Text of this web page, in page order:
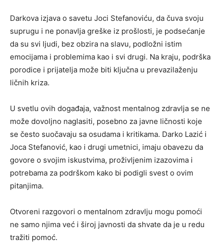
Darkova izjava o savetu Joci Stefanoviću, da čuva svoju
suprugu i ne ponavlja greške iz prošlosti, je podsećanje
da su svi ljudi, bez obzira na slavu, podložni istim
emocijama i problemima kao i svi drugi. Na kraju, podrška
porodice i prijatelja može biti ključna u prevazilaženju
ličnih kriza.
U svetlu ovih događaja, važnost mentalnog zdravlja se ne
može dovoljno naglasiti, posebno za javne ličnosti koje
se često suočavaju sa osudama i kritikama. Darko Lazić i
Joca Stefanović, kao i drugi umetnici, imaju obavezu da
govore o svojim iskustvima, proživljenim izazovima i
potrebama za podrškom kako bi podigli svest o ovim
pitanjima.
Otvoreni razgovori o mentalnom zdravlju mogu pomoći
ne samo njima već i široj javnosti da shvate da je u redu
tražiti pomoć.